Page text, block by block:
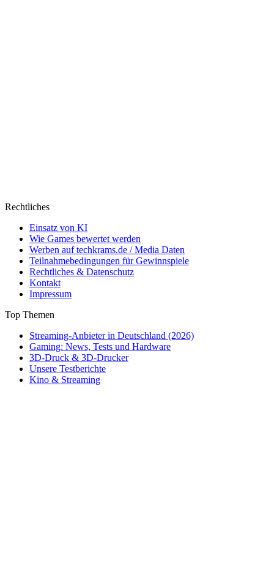
Rechtliches
Einsatz von KI
Wie Games bewertet werden
Werben auf techkrams.de / Media Daten
Teilnahmebedingungen für Gewinnspiele
Rechtliches & Datenschutz
Kontakt
Impressum
Top Themen
Streaming-Anbieter in Deutschland (2026)
Gaming: News, Tests und Hardware
3D-Druck & 3D-Drucker
Unsere Testberichte
Kino & Streaming